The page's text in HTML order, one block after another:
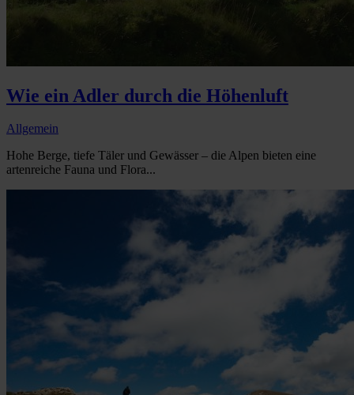
Wie ein Adler durch die Höhenluft
Allgemein
Hohe Berge, tiefe Täler und Gewässer – die Alpen bieten eine
artenreiche Fauna und Flora...